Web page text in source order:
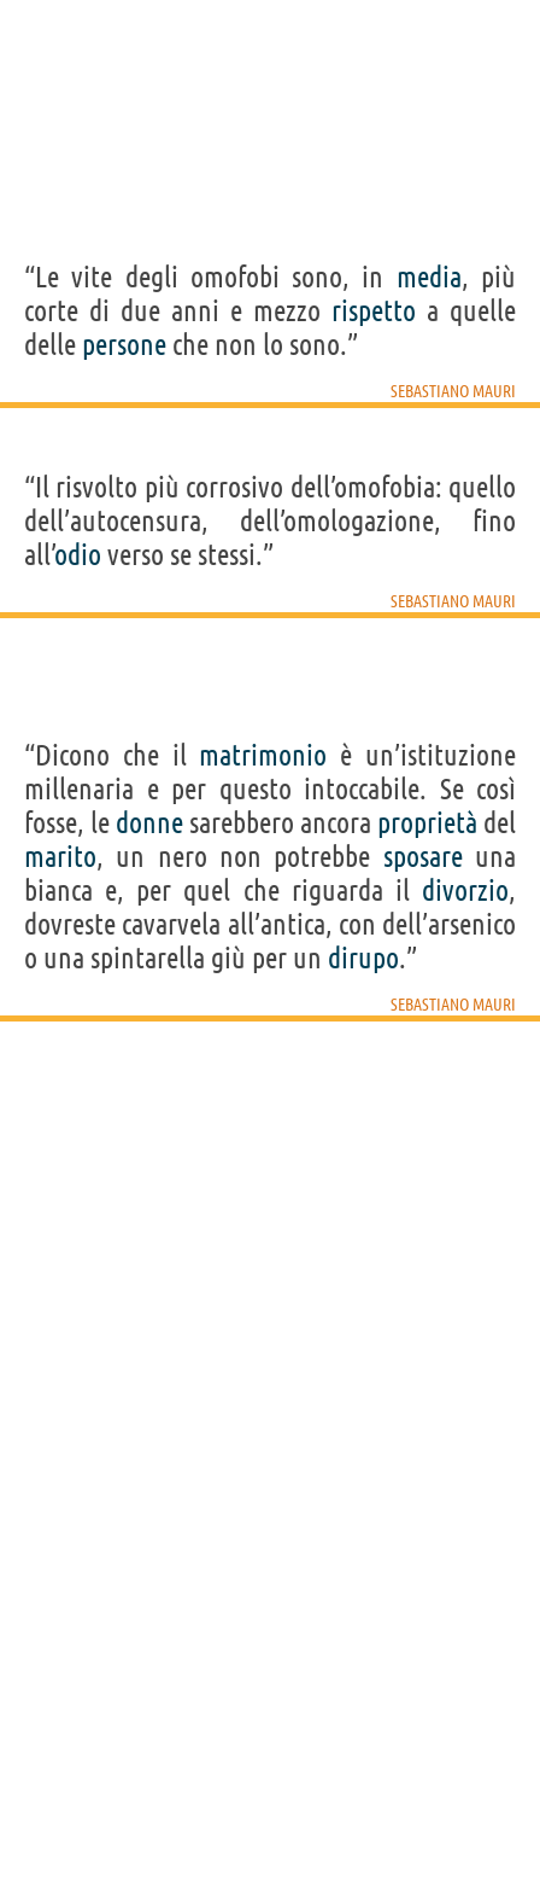
“Le vite degli omofobi sono, in media, più
corte di due anni e mezzo rispetto a quelle
delle persone che non lo sono.”
SEBASTIANO MAURI
“Il risvolto più corrosivo dell’omofobia: quello
dell’autocensura, dell’omologazione, fino
all’odio verso se stessi.”
SEBASTIANO MAURI
“Dicono che il matrimonio è un’istituzione
millenaria e per questo intoccabile. Se così
fosse, le donne sarebbero ancora proprietà del
marito, un nero non potrebbe sposareuna
bianca e, per quel che riguarda il divorzio,
dovreste cavarvela all’antica, con dell’arsenico
o una spintarella giù per un dirupo.”
SEBASTIANO MAURI